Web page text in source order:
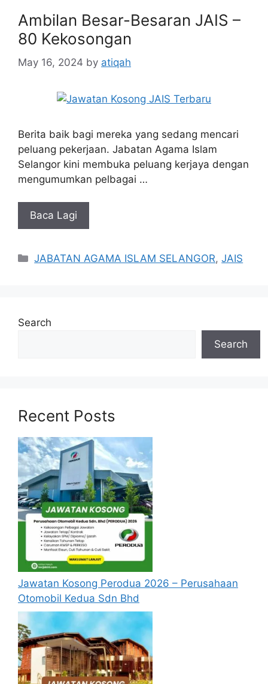
Ambilan Besar-Besaran JAIS –
80 Kekosongan
May 16, 2024 by atiqah
Berita baik bagi mereka yang sedang mencari
peluang pekerjaan. Jabatan Agama Islam
Selangor kini membuka peluang kerjaya dengan
mengumumkan pelbagai …
Baca Lagi
Categories
JABATAN AGAMA ISLAM SELANGOR,JAIS
Search
Search
Recent Posts
Jawatan Kosong Perodua 2026 – Perusahaan
Otomobil Kedua Sdn Bhd